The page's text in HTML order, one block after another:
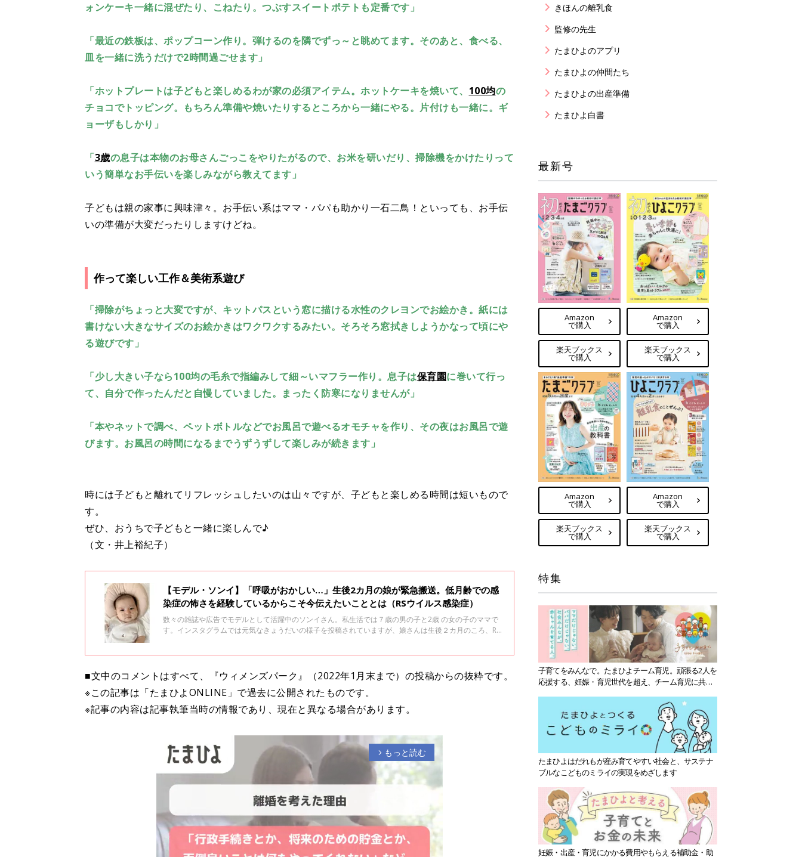
ォンケーキ一緒に混ぜたり、こねたり。つぶすスイートポテトも定番です」
「最近の鉄板は、ポップコーン作り。弾けるのを隣でずっ～と眺めてます。そのあと、食べる、
皿を一緒に洗うだけで2時間過ごせます」
「ホットプレートは子どもと楽しめるわが家の必須アイテム。ホットケーキを焼いて、 100均の
チョコでトッピング。もちろん準備や焼いたりするところから一緒にやる。片付けも一緒に。ギ
ョーザもしかり」
「3歳の息子は本物のお母さんごっこをやりたがるので、お米を研いだり、掃除機をかけたりって
いう簡単なお手伝いを楽しみながら教えてます」
子どもは親の家事に興味津々。お手伝い系はママ・パパも助かり一石二鳥！といっても、お手伝
いの準備が大変だったりしますけどね。
作って楽しい工作＆美術系遊び
「掃除がちょっと大変ですが、キットパスという窓に描ける水性のクレヨンでお絵かき。紙には
書けない大きなサイズのお絵かきはワクワクするみたい。そろそろ窓拭きしようかなって頃にや
る遊びです」
「少し大きい子なら100均の毛糸で指編みして細～いマフラー作り。息子は保育園に巻いて行っ
て、自分で作ったんだと自慢していました。まったく防寒になりませんが」
「本やネットで調べ、ペットボトルなどでお風呂で遊べるオモチャを作り、その夜はお風呂で遊
びます。お風呂の時間になるまでうずうずして楽しみが続きます」
時には子どもと離れてリフレッシュしたいのは山々ですが、子どもと楽しめる時間は短いもので
す。
ぜひ、おうちで子どもと一緒に楽しんで♪
（文・井上裕紀子）
【モデル・ソンイ】「呼吸がおかしい…」生後2カ月の娘が緊急搬送。低月齢での感
染症の怖さを経験しているからこそ今伝えたいこととは（RSウイルス感染症）
数々の雑誌や広告でモデルとして活躍中のソンイさん。私生活では７歳の男の子と2歳 の女の子のママで
す。インスタグラムでは元気なきょうだいの様子を投稿されていますが、娘さんは生後２カ月のころ、RS
■文中のコメントはすべて、『ウィメンズパーク』（2022年1月末まで）の投稿からの抜粋です。
※この記事は「たまひよONLINE」で過去に公開されたものです。
※記事の内容は記事執筆当時の情報であり、現在と異なる場合があります。
arrow_forward_ios もっと読む
きほんの離乳食
監修の先生
たまひよのアプリ
たまひよの仲間たち
たまひよの出産準備
たまひよ白書
最新号
Amazon
で購入
楽天ブックス
で購入
Amazon
で購入
楽天ブックス
で購入
Amazon
で購入
楽天ブックス
で購入
Amazon
で購入
楽天ブックス
で購入
特集
子育てをみんなで。たまひよチーム育児。頑張る2人を
応援する、妊娠・育児世代を超え、チーム育児に共感
たまひよはだれもが産み育てやすい社会と、サステナ
ブルなこどものミライの実現をめざします
妊娠・出産・育児にかかる費用やもらえる補助金・助